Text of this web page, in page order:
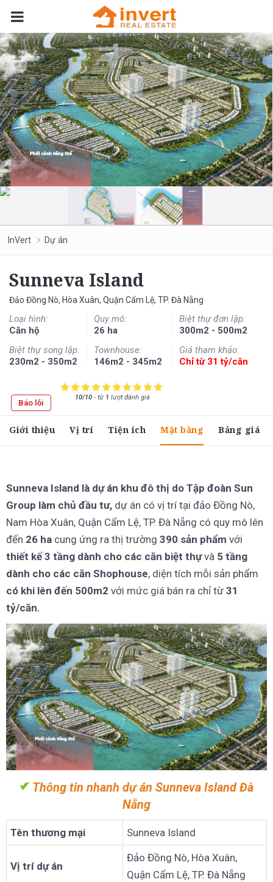
InVert Dự án
Sunneva Island
Đảo Đồng Nò, Hòa Xuân, Quận Cẩm Lệ, TP. Đà Nẵng
Loại hình:
Căn hộ
Quy mô:
26 ha
Biệt thự đơn lập:
300m2 - 500m2
Biệt thự song lập:
230m2 - 350m2
Townhouse:
146m2 - 345m2
Giá tham khảo:
Chỉ từ 31 tỷ/căn
Báo lỗi
10/10- từ 1 lượt đánh giá
Giới thiệu Vị trí Tiện ích Mặt bằng Bảng giá
Sunneva Island là dự án khu đô thị do Tập đoàn Sun
Group làm chủ đầu tư, dự án có vị trí tại đảo Đồng Nò,
Nam Hòa Xuân, Quận Cẩm Lệ, TP. Đà Nẵng có quy mô lên
đến 26 ha cung ứng ra thị trường 390 sản phẩm với
thiết kế 3 tầng dành cho các căn biệt thựvà 5 tầng
dành cho các căn Shophouse, diện tích mỗi sản phẩm
có khi lên đến 500m2 với mức giá bán ra chỉ từ 31
tỷ/căn.
Thông tin nhanh dự án Sunneva Island Đà
Nẵng
Tên thương mại Sunneva Island
Vị trí dự án
Đảo Đồng Nò, Hòa Xuân,
Quận Cẩm Lệ, TP. Đà Nẵng